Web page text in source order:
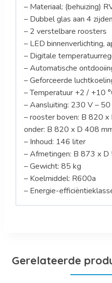
– Materiaal: (behuizing)
– Dubbel glas aan 4 zijden
– 2 verstelbare roosters
– LED binnenverlichting,
– Digitale
– Automatische
– Geforceerde
– Temperatuur +2 / +10
– Aansluiting: 230 V –
– rooster boven: B 820
onder: B 820 x D 408
– Inhoud: 146 liter
– Afmetingen: B 873 x
– Gewicht: 85 kg
– Koelmiddel: R600a
– Energie-
Gerelateerde